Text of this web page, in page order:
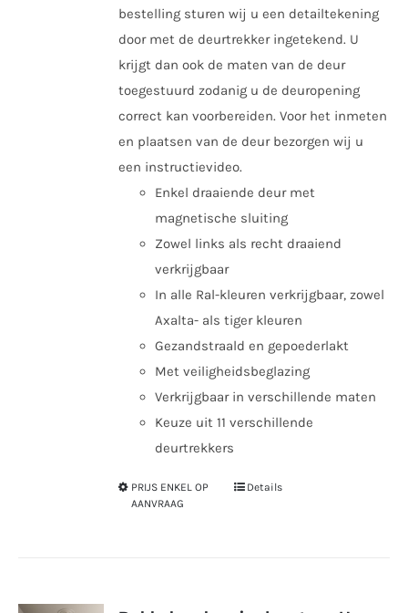
bestelling sturen wij u een detailtekening
door met de deurtrekker ingetekend. U
krijgt dan ook de maten van de deur
toegestuurd zodanig u de deuropening
correct kan voorbereiden. Voor het inmeten
en plaatsen van de deur bezorgen wij u
een instructievideo.
Enkel draaiende deur met
magnetische sluiting
Zowel links als recht draaiend
verkrijgbaar
In alle Ral-kleuren verkrijgbaar, zowel
Axalta- als tiger kleuren
Gezandstraald en gepoederlakt
Met veiligheidsbeglazing
Verkrijgbaar in verschillende maten
Keuze uit 11 verschillende
deurtrekkers
PRIJS ENKEL OP
AANVRAAG
DitDetails